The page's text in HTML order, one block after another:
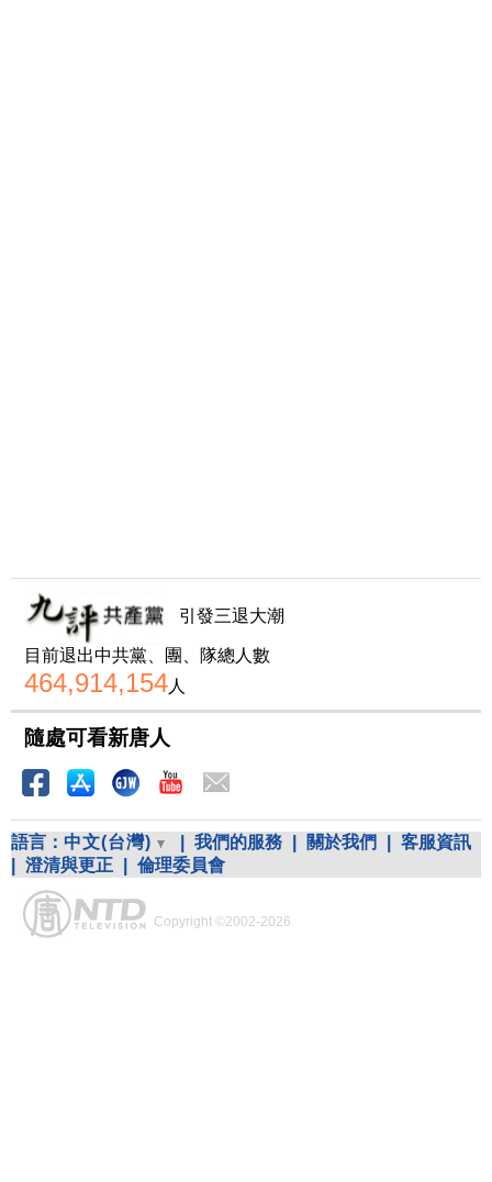
引發三退大潮
目前退出中共黨、團、隊總人數
464,914,154人
隨處可看新唐人
語言： 中文(台灣) 我們的服務 關於我們
客服資訊
澄清與更正 倫理委員會
Copyright ©2002-2026